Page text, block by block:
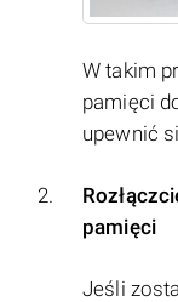
W takim
pamięci
upewnić
pamięci
Jeśli